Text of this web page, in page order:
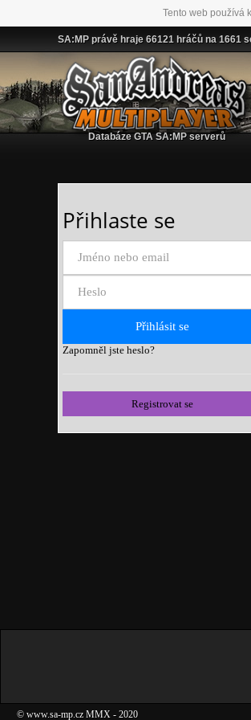
Tento web používá
SA:MP právě hraje 66121 hráčů na 1661
Databáze GTA SA:MP serverů
Přihlaste se
Zapomněl jste heslo?
Registrovat se
© www.sa-mp.cz MMX - 2020